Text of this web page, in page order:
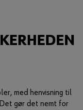
med henvisning til
gør det nemt for